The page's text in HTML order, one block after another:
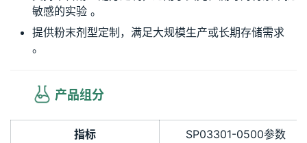
敏感的实验 。
提供粉末剂型定制 ，满足大规模生产或长期存储需求
。
产品组分
指标 SP03301-0500参数